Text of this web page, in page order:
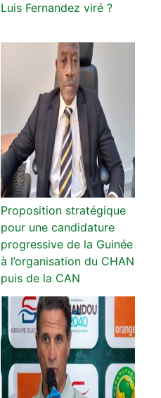
Luis Fernandez viré ?
Proposition stratégique
pour une candidature
progressive de la Guinée
à l’organisation du CHAN
puis de la CAN